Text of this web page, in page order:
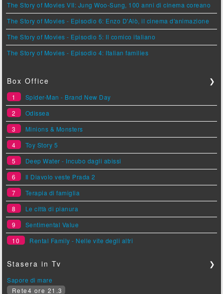
The Story of Movies VII: Jung Woo-Sung, 100 anni di cinema coreano
The Story of Movies - Episodio 6: Enzo D'Alò, il cinema d'animazione
The Story of Movies - Episodio 5: Il comico italiano
The Story of Movies - Episodio 4: Italian families
Box Office ❯
1
Spider-Man - Brand New Day
2
Odissea
3
Minions & Monsters
4
Toy Story 5
5
Deep Water - Incubo dagli abissi
6
Il Diavolo veste Prada 2
7
Terapia di famiglia
8
Le città di pianura
9
Sentimental Value
10
Rental Family - Nelle vite degli altri
Stasera in Tv ❯
Sapore di mare
Rete4 ore 21.3